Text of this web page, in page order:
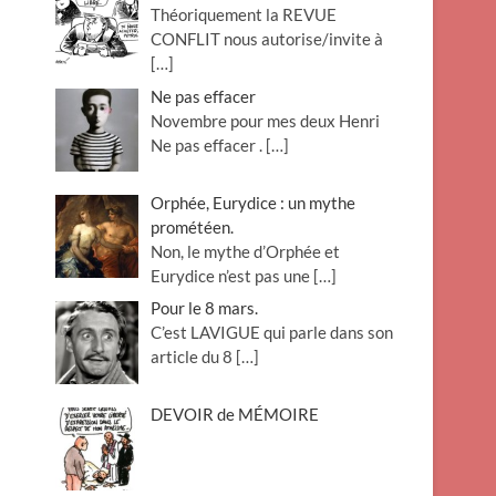
n
Théoriquement la REVUE
CONFLIT nous autorise/invite à
[…]
Ne pas effacer
Novembre pour mes deux Henri
Ne pas effacer . […]
Orphée, Eurydice : un mythe
prométéen.
Non, le mythe d’Orphée et
Eurydice n’est pas une […]
Pour le 8 mars.
C’est LAVIGUE qui parle dans son
article du 8 […]
DEVOIR de MÉMOIRE